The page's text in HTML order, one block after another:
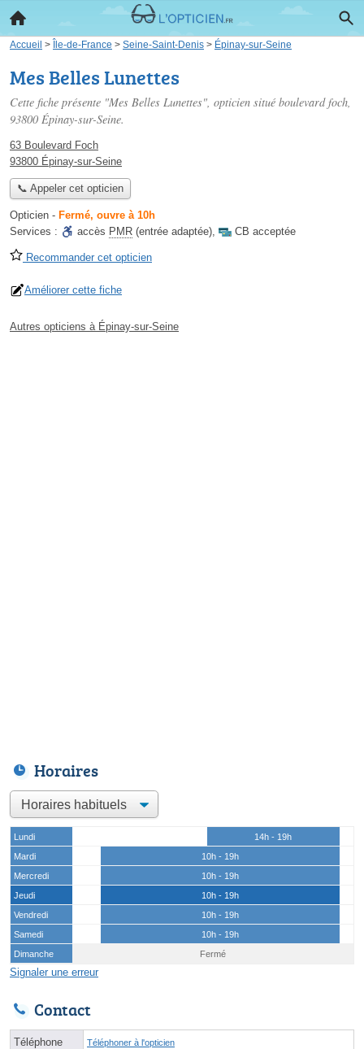
Accueil > Île-de-France > Seine-Saint-Denis > Épinay-sur-Seine
Mes Belles Lunettes
Cette fiche présente "Mes Belles Lunettes", opticien situé boulevard foch,
93800 Épinay-sur-Seine.
63 Boulevard Foch
93800 Épinay-sur-Seine
📞 Appeler cet opticien
Opticien - Fermé, ouvre à 10h
Services :
accès PMR (entrée adaptée), CB acceptée
Recommander cet opticien
Améliorer cette fiche
Autres opticiens à Épinay-sur-Seine
Horaires
Lundi
14h - 19h
Mardi
10h - 19h
Mercredi
10h - 19h
Jeudi
10h - 19h
Vendredi
10h - 19h
Samedi
10h - 19h
Dimanche
Fermé
Signaler une erreur
Contact
Téléphone Téléphoner à l'opticien